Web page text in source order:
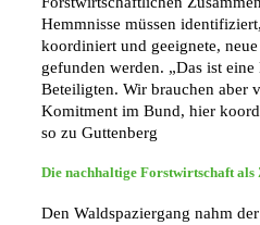
Hemmnisse müssen
koordiniert und geeignete,
gefunden werden. „Das ist
Beteiligten. Wir brauchen aber
Komitment im Bund, hier
so zu Guttenberg
Die nachhaltige Forstwirtschaft als
Den Waldspaziergang nahm